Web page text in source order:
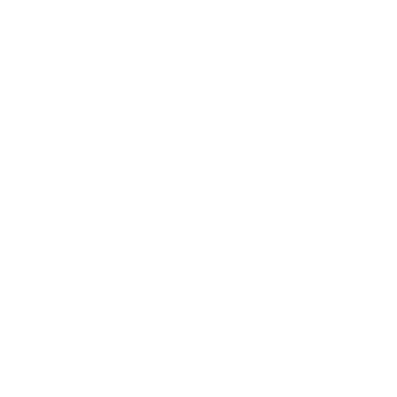
Medien anbieten zu
unserer
wie zum
Diese Cookies
ändern, wie die
der Sie sich befinden.